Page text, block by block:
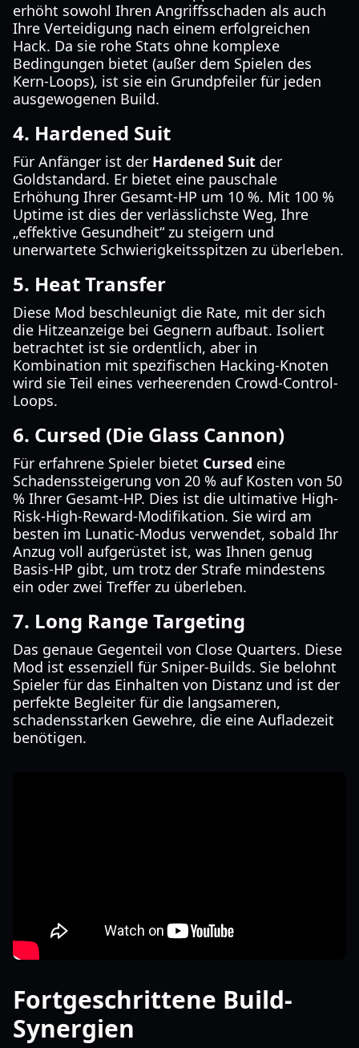
erhöht sowohl Ihren Angriffsschaden als auch
Ihre Verteidigung nach einem erfolgreichen
Hack. Da sie rohe Stats ohne komplexe
Bedingungen bietet (außer dem Spielen des
Kern-Loops), ist sie ein Grundpfeiler für jeden
ausgewogenen Build.
4. Hardened Suit
Für Anfänger ist der Hardened Suit der
Goldstandard. Er bietet eine pauschale
Erhöhung Ihrer Gesamt-HP um 10 %. Mit 100 %
Uptime ist dies der verlässlichste Weg, Ihre
„effektive Gesundheit“ zu steigern und
unerwartete Schwierigkeitsspitzen zu überleben.
5. Heat Transfer
Diese Mod beschleunigt die Rate, mit der sich
die Hitzeanzeige bei Gegnern aufbaut. Isoliert
betrachtet ist sie ordentlich, aber in
Kombination mit spezifischen Hacking-Knoten
wird sie Teil eines verheerenden Crowd-Control-
Loops.
6. Cursed (Die Glass Cannon)
Für erfahrene Spieler bietet Cursed eine
Schadenssteigerung von 20 % auf Kosten von 50
% Ihrer Gesamt-HP. Dies ist die ultimative High-
Risk-High-Reward-Modifikation. Sie wird am
besten im Lunatic-Modus verwendet, sobald Ihr
Anzug voll aufgerüstet ist, was Ihnen genug
Basis-HP gibt, um trotz der Strafe mindestens
ein oder zwei Treffer zu überleben.
7. Long Range Targeting
Das genaue Gegenteil von Close Quarters. Diese
Mod ist essenziell für Sniper-Builds. Sie belohnt
Spieler für das Einhalten von Distanz und ist der
perfekte Begleiter für die langsameren,
schadensstarken Gewehre, die eine Aufladezeit
benötigen.
Fortgeschrittene Build-
Synergien